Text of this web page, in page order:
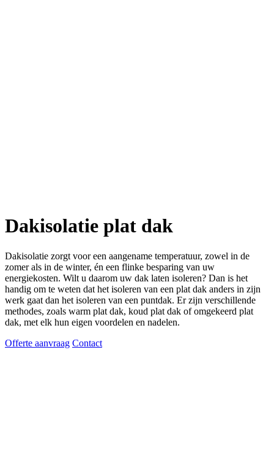
Dakisolatie plat dak
Dakisolatie zorgt voor een aangename temperatuur, zowel in de
zomer als in de winter, én een flinke besparing van uw
energiekosten. Wilt u daarom uw dak laten isoleren? Dan is het
handig om te weten dat het isoleren van een plat dak anders in zijn
werk gaat dan het isoleren van een puntdak. Er zijn verschillende
methodes, zoals warm plat dak, koud plat dak of omgekeerd plat
dak, met elk hun eigen voordelen en nadelen.
Offerte aanvraag Contact